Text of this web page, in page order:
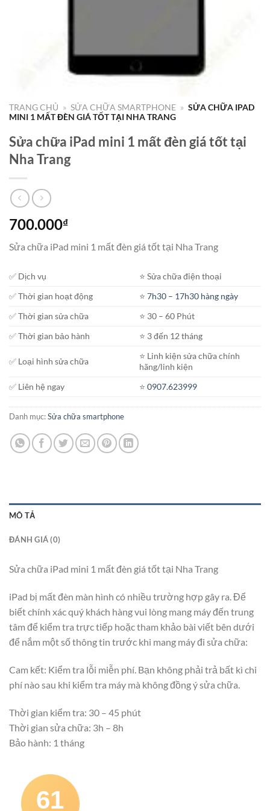
TRANG CHỦ » SỬA CHỮA SMARTPHONE » SỬA CHỮA IPAD
MINI 1 MẤT ĐÈN GIÁ TỐT TẠI NHA TRANG
Sửa chữa iPad mini 1 mất đèn giá tốt tại
Nha Trang
700.000₫
Sửa chữa iPad mini 1 mất đèn giá tốt tại Nha Trang
✅ Dịch vụ
⭐️ Sửa chữa điện thoại
✅ Thời gian hoạt động
⭐️7h30 – 17h30 hàng ngày
✅ Thời gian sửa chữa
⭐️ 30 – 60 Phút
✅ Thời gian bảo hành
⭐️ 3 đến 12 tháng
✅ Loại hình sửa chữa
⭐️ Linh kiện sửa chữa chính
hãng/linh kiện
✅ Liên hệ ngay
⭐️0907.623999
Danh mục:Sửa chữa smartphone
MÔ TẢ
ĐÁNH GIÁ (0)
Sửa chữa iPad mini 1 mất đèn giá tốt tại Nha Trang
iPad bị mất đèn màn hình có nhiều trường hợp gây ra. Để
biết chính xác quý khách hàng vui lòng mang máy đến trung
tâm để kiểm tra trực tiếp hoặc tham khảo bài viết bên dưới
để nắm một số thông tin trước khi mang máy đi sửa chữa:
Cam kết: Kiểm tra lỗi miễn phí. Bạn không phải trả bất kì chi
phí nào sau khi kiểm tra máy mà không đồng ý sửa chữa.
Thời gian kiểm tra: 30 – 45 phút
Thời gian sửa chữa: 3h – 8h
Bảo hành: 1 tháng
61